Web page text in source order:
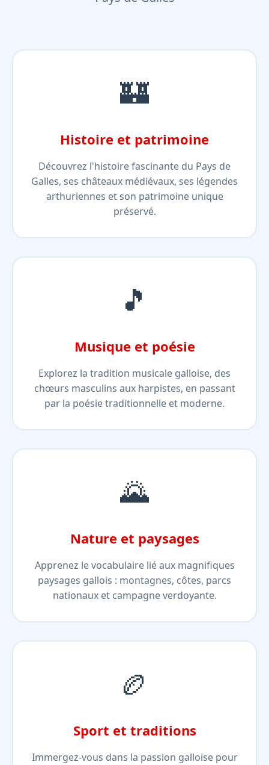
🏰
Histoire et patrimoine
Découvrez l'histoire fascinante du Pays de
Galles, ses châteaux médiévaux, ses légendes
arthuriennes et son patrimoine unique
préservé.
🎵
Musique et poésie
Explorez la tradition musicale galloise, des
chœurs masculins aux harpistes, en passant
par la poésie traditionnelle et moderne.
🌄
Nature et paysages
Apprenez le vocabulaire lié aux magnifiques
paysages gallois : montagnes, côtes, parcs
nationaux et campagne verdoyante.
🏉
Sport et traditions
Immergez-vous dans la passion galloise pour